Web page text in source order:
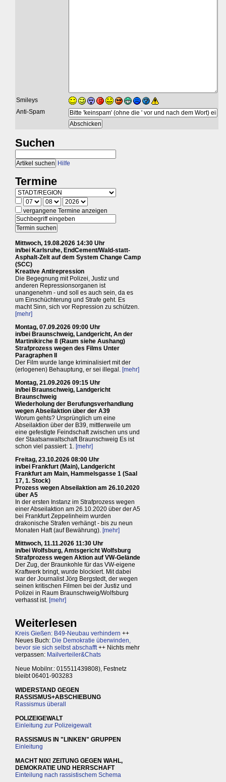
Smileys
Anti-Spam
Suchen
Hilfe
Termine
vergangene Termine anzeigen
Mittwoch, 19.08.2026 14:30 Uhr
in/bei Karlsruhe, EndCement/Wald-statt-
Asphalt-Zelt auf dem System Change Camp
(SCC)
Kreative Antirepression
Die Begegnung mit Polizei, Justiz und
anderen Repressionsorganen ist
unangenehm - und soll es auch sein, da es
um Einschüchterung und Strafe geht. Es
macht Sinn, sich vor Repression zu schützen.
[mehr]
Montag, 07.09.2026 09:00 Uhr
in/bei Braunschweig, Landgericht, An der
Martinikirche 8 (Raum siehe Aushang)
Strafprozess wegen des Films Unter
Paragraphen II
Der Film wurde lange kriminalisiert mit der
(erlogenen) Behauptung, er sei illegal. [mehr]
Montag, 21.09.2026 09:15 Uhr
in/bei Braunschweig, Landgericht
Braunschweig
Wiederholung der Berufungsverhandlung
wegen Abseilaktion über der A39
Worum gehts? Ursprünglich um eine
Abseilaktion über der B39, mittlerweile um
eine gefestigte Feindschaft zwischen uns und
der Staatsanwaltschaft Braunschweig Es ist
schon viel passiert: 1. [mehr]
Freitag, 23.10.2026 08:00 Uhr
in/bei Frankfurt (Main), Landgericht
Frankfurt am Main, Hammelsgasse 1 (Saal
17, 1. Stock)
Prozess wegen Abseilaktion am 26.10.2020
über A5
In der ersten Instanz im Strafprozess wegen
einer Abseilaktion am 26.10.2020 über der A5
bei Frankfurt Zeppelinheim wurden
drakonische Strafen verhängt - bis zu neun
Monaten Haft (auf Bewährung). [mehr]
Mittwoch, 11.11.2026 11:30 Uhr
in/bei Wolfsburg, Amtsgericht Wolfsburg
Strafprozess wegen Aktion auf VW-Gelände
Der Zug, der Braunkohle für das VW-eigene
Kraftwerk bringt, wurde blockiert. Mit dabei
war der Journalist Jörg Bergstedt, der wegen
seinen kritischen Filmen bei der Justiz und
Polizei in Raum Braunschweig/Wolfsburg
verhasst ist. [mehr]
Weiterlesen
Kreis Gießen: B49-Neubau verhindern ++
Neues Buch: Die Demokratie überwinden,
bevor sie sich selbst abschafft++ Nichts mehr
verpassen: Mailverteiler&Chats
Neue Mobilnr.: 015511439808), Festnetz
bleibt 06401-903283
WIDERSTAND GEGEN
RASSISMUS+ABSCHIEBUNG
Rassismus überall
POLIZEIGEWALT
Einleitung zur Polizeigewalt
RASSISMUS IN "LINKEN" GRUPPEN
Einleitung
MACHT NIX! ZEITUNG GEGEN WAHL,
DEMOKRATIE UND HERRSCHAFT
Einteilung nach rassistischem Schema